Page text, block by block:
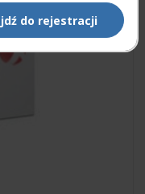
do rejestracji